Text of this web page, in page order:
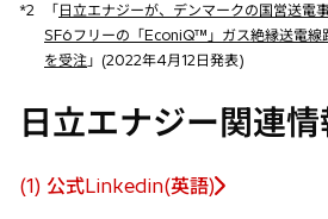
*2
「日立エナジーが、デンマークの国営送電
SF6フリーの「EconiQ™」ガス絶縁送電
を受注 」(2022年4月12日発表)
日立エナジー関連情
(1) 公式Linkedin(英語)
新